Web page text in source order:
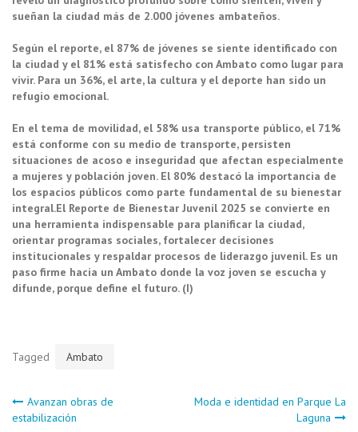
sueñan la ciudad más de 2.000 jóvenes ambateños.
Según el reporte, el 87% de jóvenes se siente identificado con
la ciudad y el 81% está satisfecho con Ambato como lugar para
vivir. Para un 36%, el arte, la cultura y el deporte han sido un
refugio emocional.
En el tema de movilidad, el 58% usa transporte público, el 71%
está conforme con su medio de transporte, persisten
situaciones de acoso e inseguridad que afectan especialmente
a mujeres y población joven. El 80% destacó la importancia de
los espacios públicos como parte fundamental de su bienestar
integral.El Reporte de Bienestar Juvenil 2025 se convierte en
una herramienta indispensable para planificar la ciudad,
orientar programas sociales, fortalecer decisiones
institucionales y respaldar procesos de liderazgo juvenil. Es un
paso firme hacia un Ambato donde la voz joven se escucha y
difunde, porque define el futuro. (I)
Tagged Ambato
Navegación
Avanzan obras de
estabilización
Moda e identidad en Parque La
Laguna